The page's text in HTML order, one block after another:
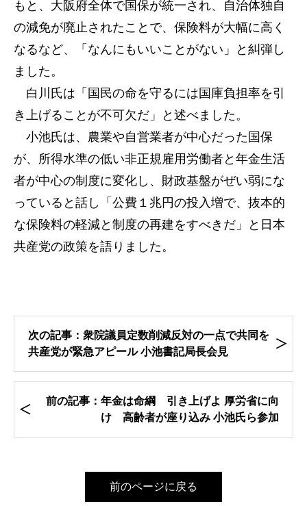
もと、大阪府全体で国保が統一され、自治体独自
の減免が廃止されたことで、保険料が大幅に高く
なるなど、「なんにもいいことがない」と糾弾し
ました。
白川氏は「国民の命を守るには国庫負担率を引
き上げることが不可欠だ」と述べました。
小池氏は、農業や自営業者が中心だった国保
が、所得水準の低い非正規雇用労働者と年金生活
者が中心の制度に変化し、財政基盤がぜい弱にな
っていると話し「公費１兆円の投入増で、抜本的
な保険料の軽減と制度の再建をすべきだ」と日本
共産党の政策を語りました。
次の記事：衆院議員定数削減反対の一点で共同を
共産党が緊急アピール 小池書記局長会見
前の記事：年金は命綱 引き上げよ 厚労省に向
け 高齢者が座り込み 小池氏ら参加
前のページに戻る